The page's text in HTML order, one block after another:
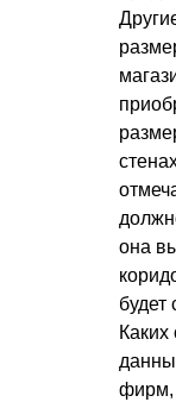
она
будет
фирм,